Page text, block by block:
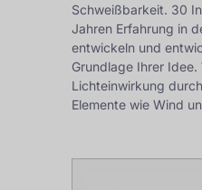
Schweißbarkeit. 30
Jahren Erfahrung in
entwickeln und
Grundlage Ihrer
Lichteinwirkung
Elemente wie Wind